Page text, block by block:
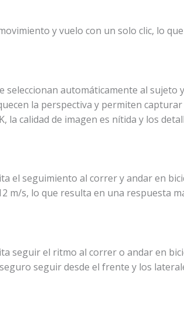
y vuelo con un solo clic, lo
seleccionan automáticamente al sujeto
la perspectiva y permiten
, la calidad de imagen es nítida y los
el seguimiento al correr y andar en
m/s, lo que resulta en una respuesta
seguir el ritmo al correr o andar en
seguir desde el frente y los